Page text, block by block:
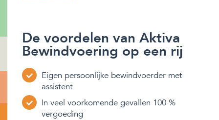
De voordelen van Aktiva
Bewindvoering op een rij
Eigen persoonlijke bewindvoerder met
assistent
In veel voorkomende gevallen 100 %
vergoeding